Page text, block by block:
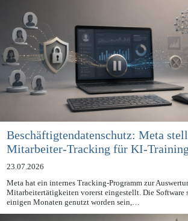
Beschäftigtendatenschutz: Meta stellt
Mitarbeiter-Tracking für KI-Training
23.07.2026
Meta hat ein internes Tracking-Programm zur
Mitarbeitertätigkeiten vorerst eingestellt. Die Software
einigen Monaten genutzt worden sein,…